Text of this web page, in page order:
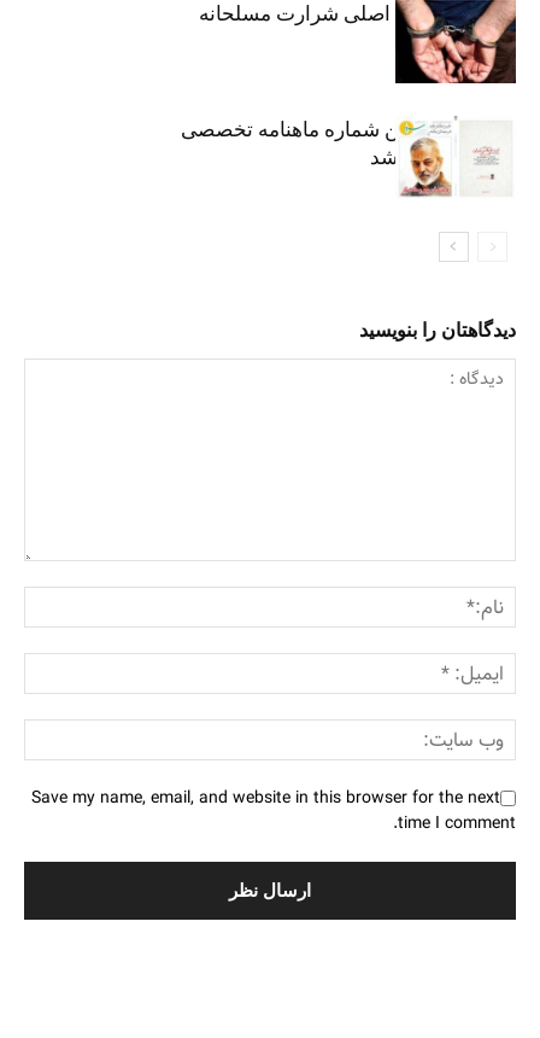
دستگیری متهم اصلی شرارت مسلحانه
هشتاد و هفتمین شماره ماهنامه تخصصی
«سرو» منتشر شد
دیدگاهتان را بنویسید
Save my name, email, and website in this browser for the next
time I comment.